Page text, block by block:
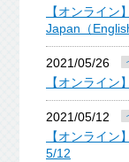
【オンライ
Japan（
2021/05/26
【オンライ
2021/05/12
【オンライ
5/12